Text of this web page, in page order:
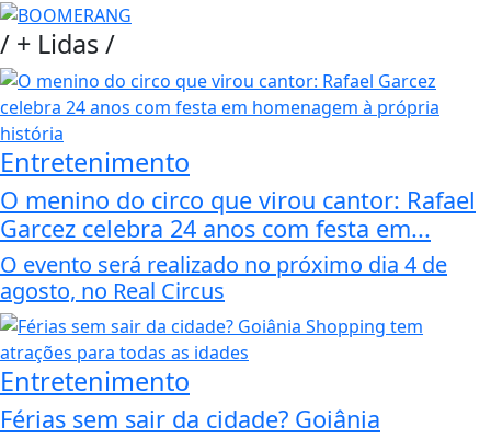
/ + Lidas/
Entretenimento
O menino do circo que virou cantor: Rafael
Garcez celebra 24 anos com festa em...
O evento será realizado no próximo dia 4 de
agosto, no Real Circus
Entretenimento
Férias sem sair da cidade? Goiânia